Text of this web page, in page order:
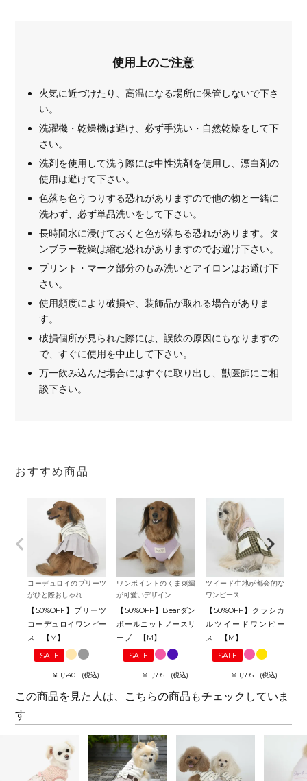
使用上のご注意
火気に近づけたり、高温になる場所に保管しないで下さ
い。
洗濯機・乾燥機は避け、必ず手洗い・自然乾燥をして下
さい。
洗剤を使用して洗う際には中性洗剤を使用し、漂白剤の
使用は避けて下さい。
色落ち色うつりする恐れがありますので他の物と一緒に
洗わず、必ず単品洗いをして下さい。
長時間水に浸けておくと色が落ちる恐れがあります。タ
ンブラー乾燥は縮む恐れがありますのでお避け下さい。
プリント・マーク部分のもみ洗いとアイロンはお避け下
さい。
使用頻度により破損や、装飾品が取れる場合がありま
す。
破損個所が見られた際には、誤飲の原因にもなりますの
で、すぐに使用を中止して下さい。
万一飲み込んだ場合にはすぐに取り出し、獣医師にご相
談下さい。
おすすめ商品
コーデュロイのプリーツ
がひと際おしゃれ
【50%OFF】プリーツ
コーデュロイワンピー
ス 【M】
SALE
¥ 1,540 税込
ワンポイントのくま刺繍
が可愛いデザイン
【50%OFF】Bearダン
ボールニットノースリ
ーブ 【M】
SALE
¥ 1,595 税込
ツイード生地が都会的な
ワンピース
【50%OFF】クラシカ
ルツイードワンピー
ス 【M】
SALE
¥ 1,595 税込
この商品を見た人は、こちらの商品もチェックしていま
す